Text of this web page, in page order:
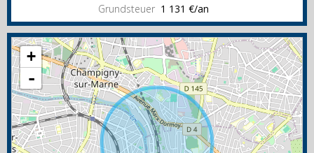
Grundsteuer 1 131 €/an
+
-